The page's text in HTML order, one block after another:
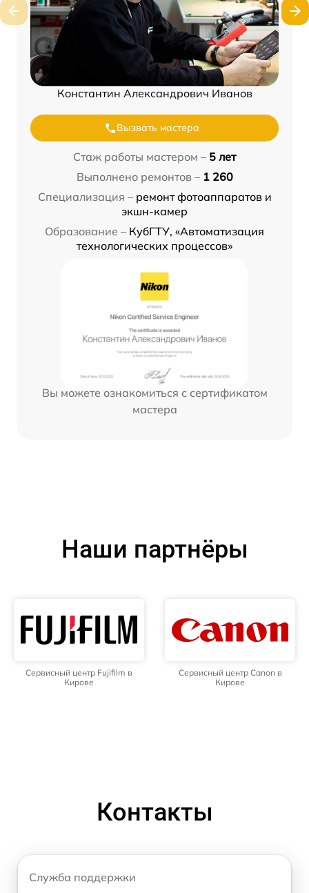
Константин Александрович Иванов
Вызвать мастера
Стаж работы мастером – 5 лет
Выполнено ремонтов – 1 260
Специализация – ремонт фотоаппаратов и
экшн-камер
Образование – КубГТУ, «Автоматизация
технологических процессов»
Вы можете ознакомиться с сертификатом
мастера
Наши партнёры
Сервисный центр Fujifilm в
Кирове
Сервисный центр Canon в
Кирове
Контакты
Служба поддержки